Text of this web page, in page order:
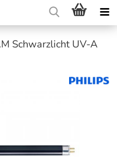
Schwarzlicht UV-A